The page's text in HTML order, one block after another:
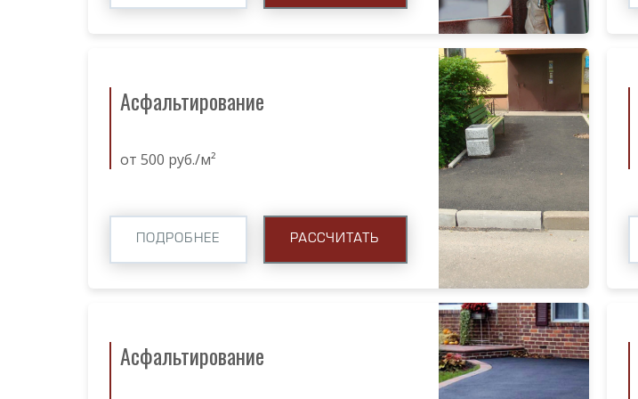
Асфальтирование
от 500 руб./м²
ПОДРОБНЕЕ РАССЧИТАТЬ
Асфальтирование